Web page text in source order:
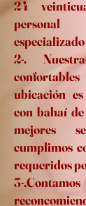
24
2-.
ubicación
con bahaí
mejores
cumplimos
requeridos
3-